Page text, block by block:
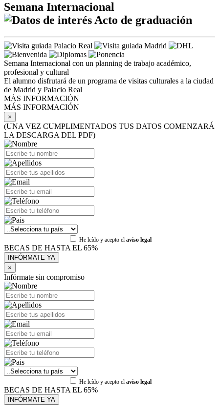
Semana Internacional
Acto de graduación
Semana Internacional con un planning de trabajo académico,
profesional y cultural
El alumno disfrutará de un programa de visitas culturales a la ciudad
de Madrid y Palacio Real
MÁS INFORMACIÓN
MÁS INFORMACIÓN
×
(UNA VEZ CUMPLIMENTADOS TUS DATOS COMENZARÁ
LA DESCARGA DEL PDF)
He leído y acepto el aviso legal
BECAS DE HASTA EL 65%
×
Infórmate sin compromiso
He leído y acepto el aviso legal
BECAS DE HASTA EL 65%